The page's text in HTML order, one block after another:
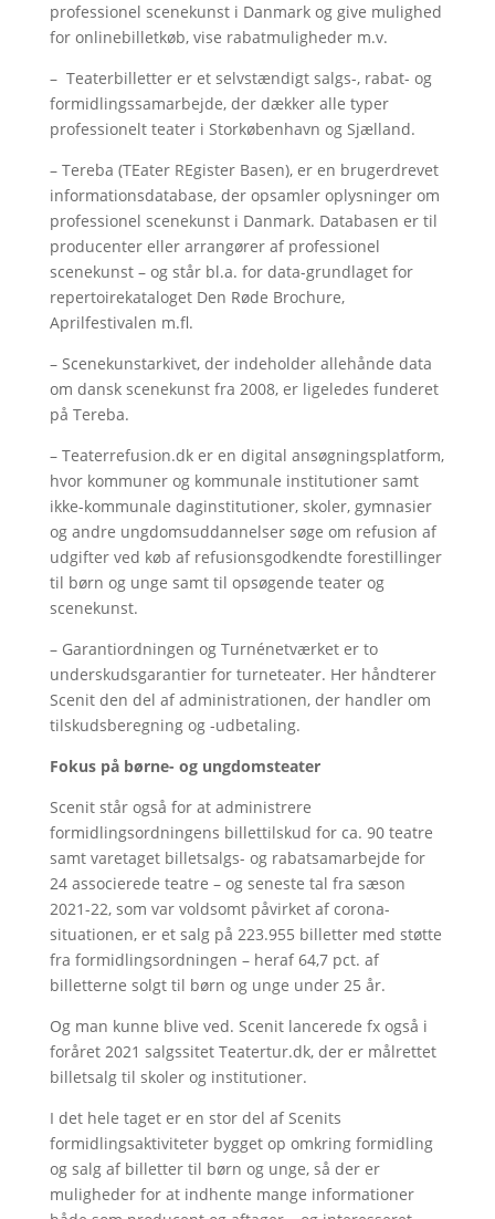
professionel scenekunst i Danmark og give mulighed
for onlinebilletkøb, vise rabatmuligheder m.v.
– Teaterbilletter er et selvstændigt salgs-, rabat- og
formidlingssamarbejde, der dækker alle typer
professionelt teater i Storkøbenhavn og Sjælland.
– Tereba (TEater REgister Basen), er en brugerdrevet
informationsdatabase, der opsamler oplysninger om
professionel scenekunst i Danmark. Databasen er til
producenter eller arrangører af professionel
scenekunst – og står bl.a. for data-grundlaget for
repertoirekataloget Den Røde Brochure,
Aprilfestivalen m.fl.
– Scenekunstarkivet, der indeholder allehånde data
om dansk scenekunst fra 2008, er ligeledes funderet
på Tereba.
– Teaterrefusion.dk er en digital ansøgningsplatform,
hvor kommuner og kommunale institutioner samt
ikke-kommunale daginstitutioner, skoler, gymnasier
og andre ungdomsuddannelser søge om refusion af
udgifter ved køb af refusionsgodkendte forestillinger
til børn og unge samt til opsøgende teater og
scenekunst.
– Garantiordningen og Turnénetværket er to
underskudsgarantier for turneteater. Her håndterer
Scenit den del af administrationen, der handler om
tilskudsberegning og -udbetaling.
Fokus på børne- og ungdomsteater
Scenit står også for at administrere
formidlingsordningens billettilskud for ca. 90 teatre
samt varetaget billetsalgs- og rabatsamarbejde for
24 associerede teatre – og seneste tal fra sæson
2021-22, som var voldsomt påvirket af corona-
situationen, er et salg på 223.955 billetter med støtte
fra formidlingsordningen – heraf 64,7 pct. af
billetterne solgt til børn og unge under 25 år.
Og man kunne blive ved. Scenit lancerede fx også i
foråret 2021 salgssitet Teatertur.dk, der er målrettet
billetsalg til skoler og institutioner.
I det hele taget er en stor del af Scenits
formidlingsaktiviteter bygget op omkring formidling
og salg af billetter til børn og unge, så der er
muligheder for at indhente mange informationer